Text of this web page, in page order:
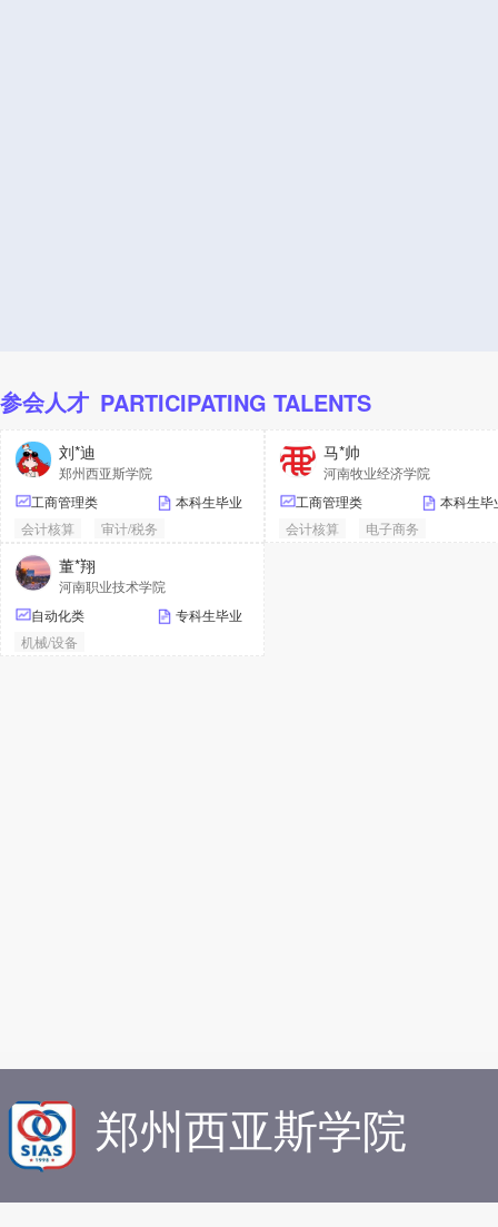
参会人才 PARTICIPATING TALENTS
刘*迪
郑州西亚斯学院
工商管理类
本科生毕业
会计核算
审计/税务
马*帅
河南牧业经济学院
工商管理类
本科生毕
会计核算
电子商务
董*翔
河南职业技术学院
自动化类
专科生毕业
机械/设备
郑州西亚斯学院